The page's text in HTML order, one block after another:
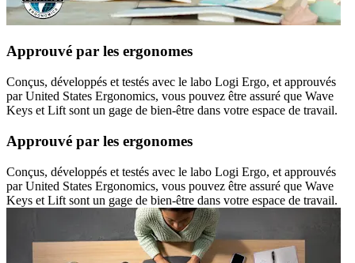
Approuvé par les ergonomes
Conçus, développés et testés avec le labo Logi Ergo, et approuvés
par United States Ergonomics, vous pouvez être assuré que Wave
Keys et Lift sont un gage de bien-être dans votre espace de travail.
Approuvé par les ergonomes
Conçus, développés et testés avec le labo Logi Ergo, et approuvés
par United States Ergonomics, vous pouvez être assuré que Wave
Keys et Lift sont un gage de bien-être dans votre espace de travail.